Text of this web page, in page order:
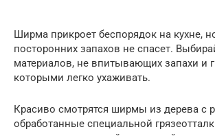
Ширма прикроет беспорядок на кухне,
посторонних запахов не спасет.
материалов, не впитывающих запахи и
которыми легко ухаживать.
Красиво смотрятся ширмы из дерева с
обработанные специальной